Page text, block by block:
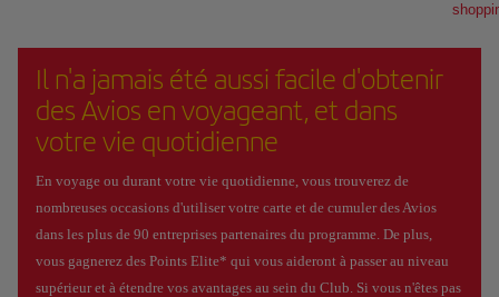
Il n'a jamais été aussi facile d'obtenir
des Avios en voyageant, et dans
votre vie quotidienne
En voyage ou durant votre vie quotidienne, vous trouverez de
nombreuses occasions d'utiliser votre carte et de cumuler des Avios
dans les plus de 90 entreprises partenaires du programme. De plus,
vous gagnerez des Points Elite* qui vous aideront à passer au niveau
supérieur et à étendre vos avantages au sein du Club. Si vous n'êtes pas